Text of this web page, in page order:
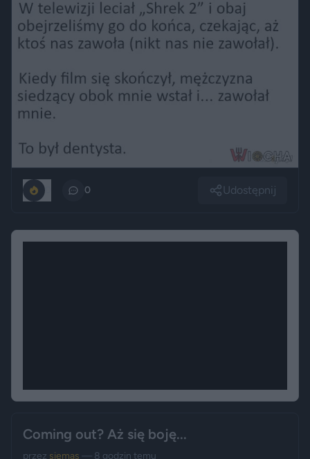
0 Udostępnij
Coming out? Aż się boję...
przez siemas — 8 godzin temu